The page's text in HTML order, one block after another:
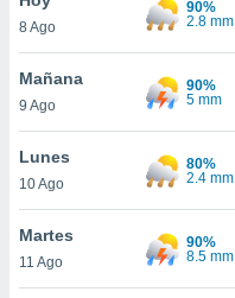
y
en
más
de
8 Ago
90%
2.8 mm
Mañana
9 Ago
90%
5 mm
Lunes
10 Ago
80%
2.4 mm
Martes
11 Ago
90%
8.5 mm